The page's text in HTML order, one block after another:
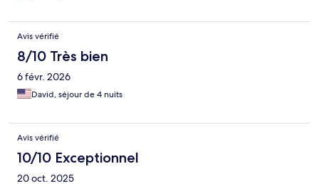
Avis vérifié
8/10 Très bien
6 févr. 2026
David, séjour de 4 nuits
Avis vérifié
10/10 Exceptionnel
20 oct. 2025